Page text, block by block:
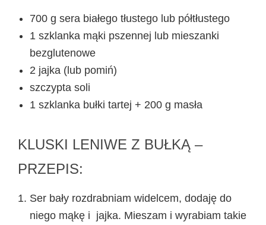
700 g sera białego tłustego lub półtłustego
1 szklanka mąki pszennej lub mieszanki
bezglutenowe
2 jajka (lub pomiń)
szczypta soli
1 szklanka bułki tartej + 200 g masła
KLUSKI LENIWE Z BUŁKĄ –
PRZEPIS:
Ser bały rozdrabniam widelcem, dodaję do
niego mąkę i jajka. Mieszam i wyrabiam takie